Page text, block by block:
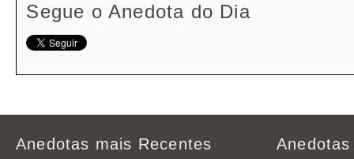
Segue o Anedota do Dia
Anedotas mais Recentes